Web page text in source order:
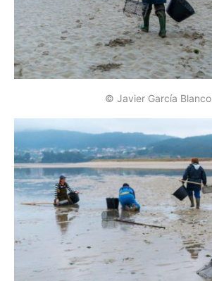
© Javier García Blanco